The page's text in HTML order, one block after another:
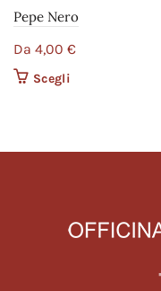
Pepe Nero
Da 4,00 €
Scegli